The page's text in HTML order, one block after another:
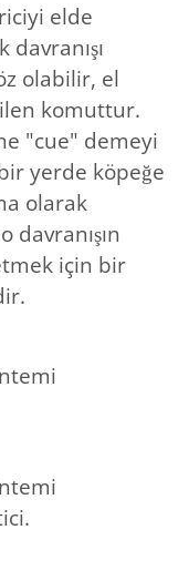
elde
olabilir, el
komuttur.
"cue" demeyi
yerde köpeğe
olarak
için bir